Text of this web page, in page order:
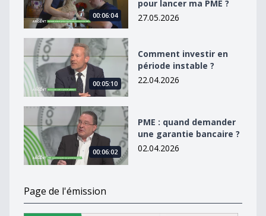
00:06:04
pour lancer ma PME ?
27.05.2026
Comment investir en période instable ?
00:05:10
Comment investir en
période instable ?
22.04.2026
PME : quand demander une garantie bancaire ?
00:06:02
PME : quand demander
une garantie bancaire ?
02.04.2026
Page de l'émission